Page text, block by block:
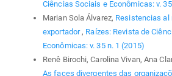
Ciências Sociais e Econômicas: v.
Marian Sola Álvarez, Resistencias al
exportador, Raízes: Revista de
Econômicas: v. 35 n. 1 (2015)
Renê Birochi, Carolina Vivan, Ana
As faces divergentes das